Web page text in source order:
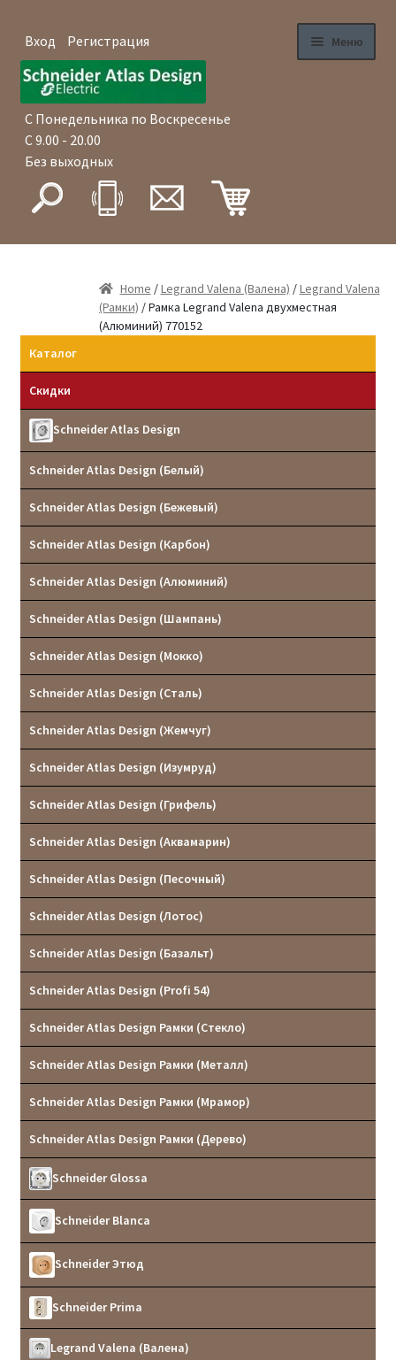
Меню
Вход Регистрация
Главная
Магазин
Оптовые продажи
Реквизиты
Контакты
Перейти
навигации
Перейти
содержимому
С Понедельника по Воскресенье
С 9.00 - 20.00
Без выходных
Home /Legrand Valena (Валена) /Legrand Valena
(Рамки) / Рамка Legrand Valena двухместная
(Алюминий) 770152
Каталог
Скидки
Schneider Atlas Design
Schneider Atlas Design (Белый)
Schneider Atlas Design (Бежевый)
Schneider Atlas Design (Карбон)
Schneider Atlas Design (Алюминий)
Schneider Atlas Design (Шампань)
Schneider Atlas Design (Мокко)
Schneider Atlas Design (Сталь)
Schneider Atlas Design (Жемчуг)
Schneider Atlas Design (Изумруд)
Schneider Atlas Design (Грифель)
Schneider Atlas Design (Аквамарин)
Schneider Atlas Design (Песочный)
Schneider Atlas Design (Лотос)
Schneider Atlas Design (Базальт)
Schneider Atlas Design (Profi 54)
Schneider Atlas Design Рамки (Стекло)
Schneider Atlas Design Рамки (Металл)
Schneider Atlas Design Рамки (Мрамор)
Schneider Atlas Design Рамки (Дерево)
Schneider Glossa
Schneider Blanca
Schneider Этюд
Schneider Prima
Legrand Valena (Валена)